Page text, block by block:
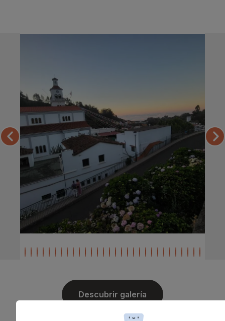
Descubrir galería